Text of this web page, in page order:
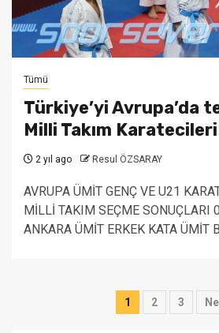
Tümü
Türkiye’yi Avrupa’da
Milli Takım Karatecileri
2 yıl ago Resul ÖZSARAY
AVRUPA ÜMİT GENÇ VE U21
MİLLİ TAKIM SEÇME SONUÇLARI
ANKARA ÜMİT ERKEK KATA ÜMİT
Yazı
1 2 3